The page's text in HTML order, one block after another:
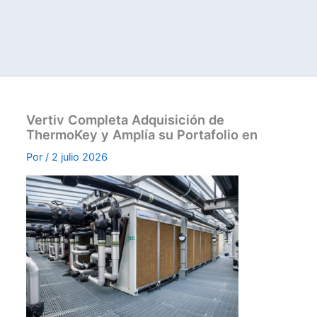
Vertiv Completa Adquisición de
ThermoKey y Amplía su Portafolio en
Por/ 2 julio 2026